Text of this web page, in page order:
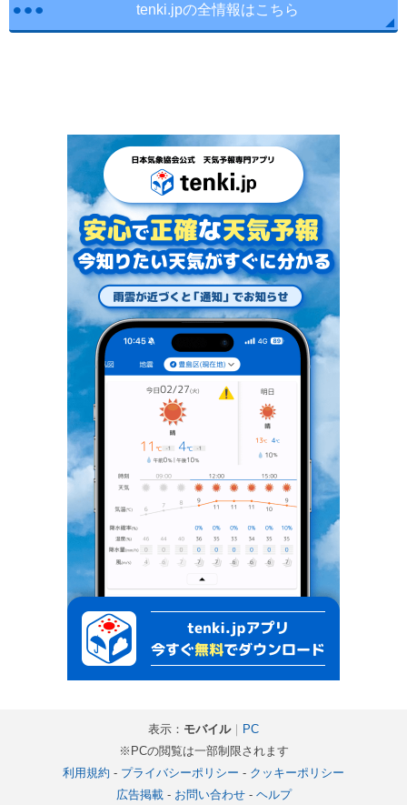
tenki.jpの全情報はこちら
表示： モバイル｜ PC
※PCの閲覧は一部制限されます
利用規約 - プライバシーポリシー - クッキーポリシー
広告掲載- お問い合わせ- ヘルプ